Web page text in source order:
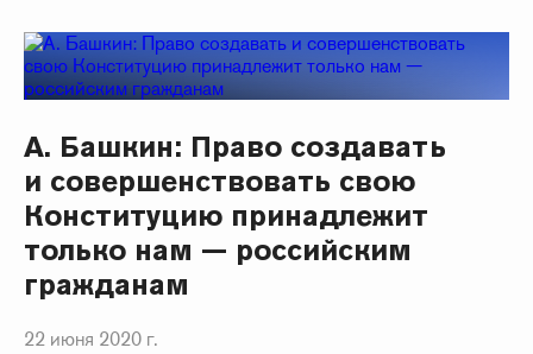
А. Башкин: Право создавать
и совершенствовать свою
Конституцию принадлежит
только нам — российским
гражданам
22 июня 2020 г.